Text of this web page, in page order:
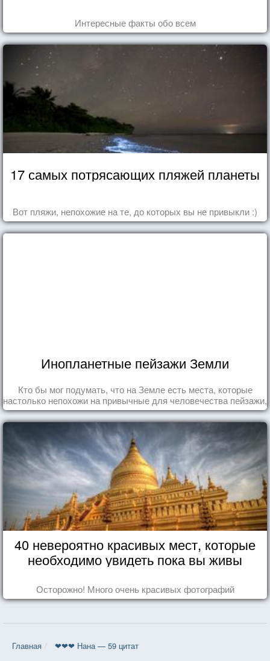
Интересные факты обо всем
17 самых потрясающих пляжей планеты
Вот пляжи, непохожие на те, до которых вы не привыкли :)
Инопланетные пейзажи Земли
Кто бы мог подумать, что на Земле есть места, которые
настолько непохожи на привычные для человечества пейзажи,
что кажутся и вовсе инопланетными!
40 невероятно красивых мест, которые
необходимо увидеть пока вы живы
Осторожно! Много очень красивых фотографий
Главная ❤❤❤ Нана — 59 цитат